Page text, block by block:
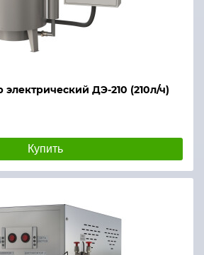
электрический ДЭ-210 (210л/ч)
Купить